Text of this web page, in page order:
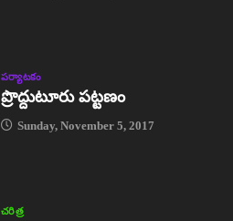
పర్యాటకం
ప్రొద్దుటూరు పట్టణం
Sunday, November 5, 2017
చరిత్ర